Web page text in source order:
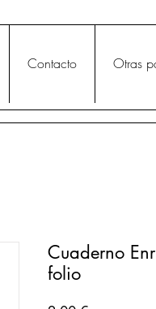
Contacto Otras
Cuaderno
folio